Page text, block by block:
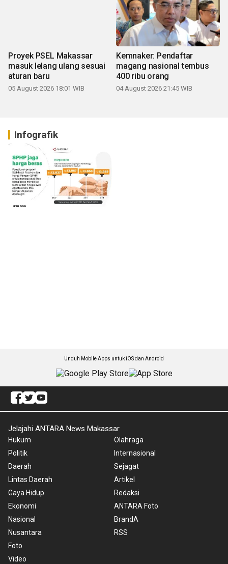
Proyek PSEL Makassar
masuk lelang ulang sesuai
aturan baru
05 August 2026 18:01 WIB
Kemnaker: Pendaftar
magang nasional tembus
400 ribu orang
04 August 2026 21:45 WIB
Infografik
Unduh Mobile Apps untuk iOS dan Android
Jelajahi ANTARA News Makassar
Hukum
Politik
Daerah
Lintas Daerah
Gaya Hidup
Ekonomi
Nasional
Nusantara
Foto
Video
Olahraga
Internasional
Sejagat
Artikel
Redaksi
ANTARA Foto
BrandA
RSS